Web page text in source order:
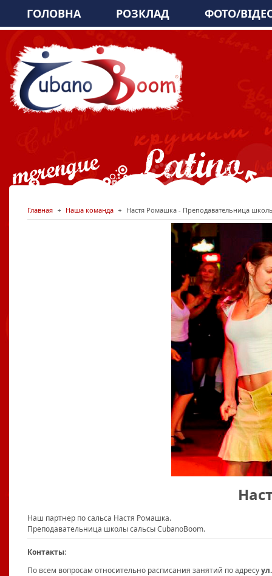
ГОЛОВНА РОЗКЛАД ФОТО/
Главная Наша команда Настя Ромашка - Преподавательница
Наш партнер по сальса Настя Ромашка.
Преподавательница школы сальсы CubanoBoom.
Контакты:
По всем вопросам относительно расписания занятий по адресу